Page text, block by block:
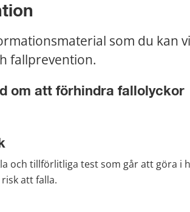
som du kan
fallprevention.
om att förhindra fallolyckor
och tillförlitliga test som går att göra i
att falla.